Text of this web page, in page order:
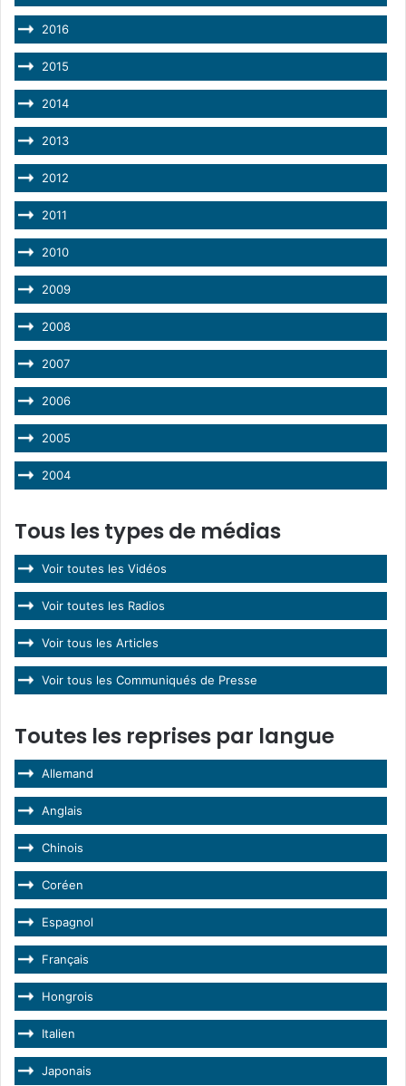
2016
2015
2014
2013
2012
2011
2010
2009
2008
2007
2006
2005
2004
Tous les types de médias
Voir toutes les Vidéos
Voir toutes les Radios
Voir tous les Articles
Voir tous les Communiqués de Presse
Toutes les reprises par langue
Allemand
Anglais
Chinois
Coréen
Espagnol
Français
Hongrois
Italien
Japonais